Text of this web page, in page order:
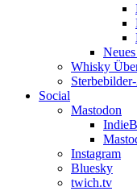
Whisky
Social
Mastodon
Instagram
Bluesky
twich.tv